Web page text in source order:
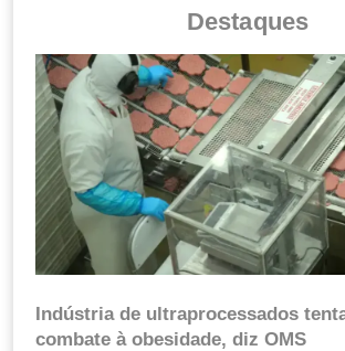
Destaques
Indústria de ultraprocessados
combate à obesidade, diz OMS